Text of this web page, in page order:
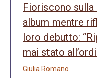
Fioriscono sulla
album mentre
loro debutto:
mai stato
Giulia Romano